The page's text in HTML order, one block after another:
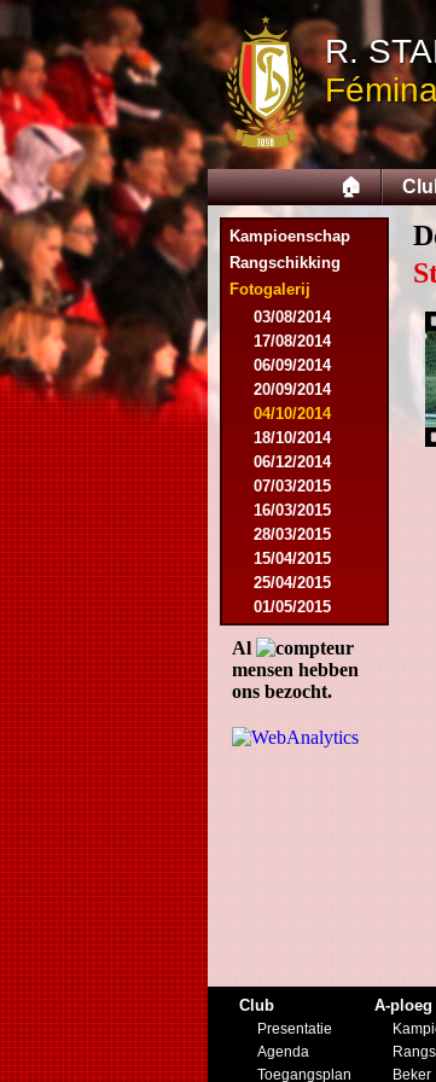
R.
🏠
Kampioenschap
Rangschikking
Fotogalerij
03/08/2014
17/08/2014
06/09/2014
20/09/2014
04/10/2014
18/10/2014
06/12/2014
07/03/2015
16/03/2015
28/03/2015
15/04/2015
25/04/2015
01/05/2015
14/05/2015
17/05/2015
05/09/2015
13/09/2015
19/09/2015
10/10/2015
20/08/2016
08/10/2016
Al
mensen hebben
ons bezocht.
Club
Presentatie
Agenda
Toegangsplan
A-ploeg
Beker